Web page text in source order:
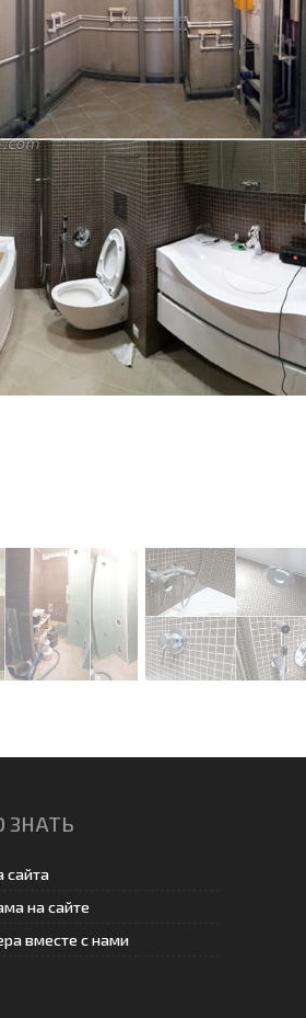
ЗНАТЬ
сайта
на сайте
вместе с нами